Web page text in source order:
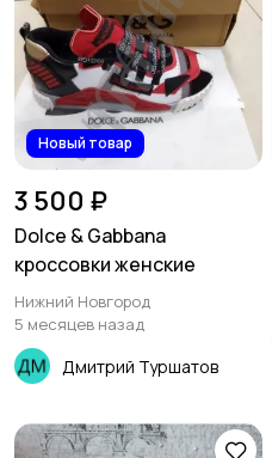
Новый товар
3 500 ₽
Dolce & Gabbana
кроссовки женские
Нижний Новгород
5 месяцев назад
Дмитрий Туршатов